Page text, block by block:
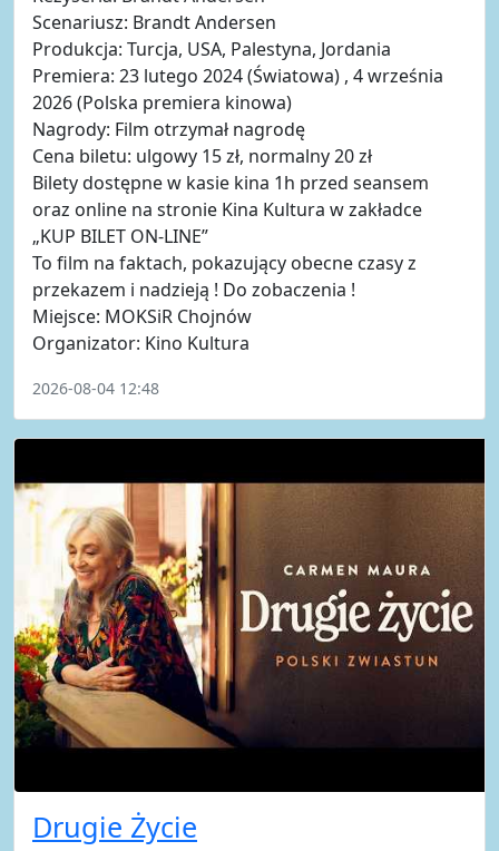
Scenariusz: Brandt Andersen
Produkcja: Turcja, USA, Palestyna, Jordania
Premiera: 23 lutego 2024 (Światowa) , 4 września
2026 (Polska premiera kinowa)
Nagrody: Film otrzymał nagrodę
Cena biletu: ulgowy 15 zł, normalny 20 zł
Bilety dostępne w kasie kina 1h przed seansem
oraz online na stronie Kina Kultura w zakładce
„KUP BILET ON-LINE”
To film na faktach, pokazujący obecne czasy z
przekazem i nadzieją ! Do zobaczenia !
Miejsce: MOKSiR Chojnów
Organizator: Kino Kultura
2026-08-04 12:48
Drugie Życie